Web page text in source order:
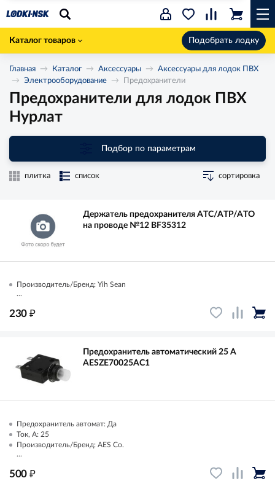
Каталог товаров Подобрать лодку
Главная Каталог Аксессуары
Аксессуары для лодок ПВХ
Электрооборудование
Предохранители
Предохранители для лодок ПВХ
Нурлат
Подбор по параметрам
плитка список сортировка
Держатель предохранителя ATC/ATP/ATO
на проводе №12 BF35312
Производитель/Бренд: Yih Sean
...
230 ₽
Предохранитель автоматический 25 А
AESZE70025AC1
Предохранитель автомат: Да
Ток, А: 25
Производитель/Бренд: AES Co.
...
500 ₽